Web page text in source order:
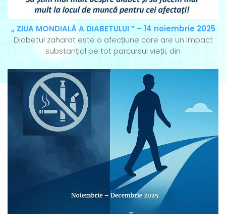
„ ZIUA MONDIALĂ A DIABETULUI ” – 14 noiembrie 2025
Diabetul zaharat este o afecțiune care are un impact
substanțial pe tot parcursul vieții, din